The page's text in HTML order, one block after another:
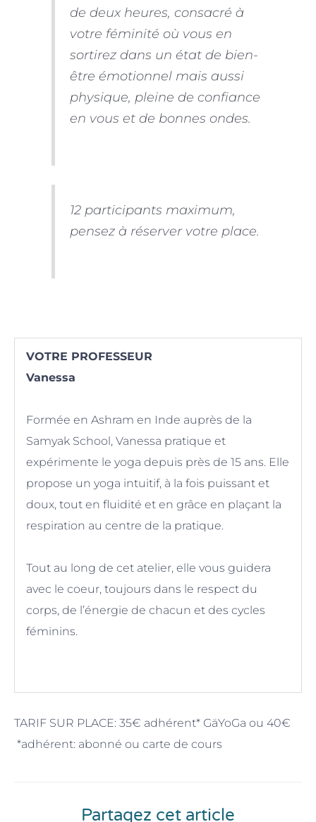
de deux heures, consacré à
votre féminité où vous en
sortirez dans un état de bien-
être émotionnel mais aussi
physique, pleine de confiance
en vous et de bonnes ondes.
12 participants maximum,
pensez à réserver votre place.
VOTRE PROFESSEUR
Vanessa
Formée en Ashram en Inde auprès de la
Samyak School, Vanessa pratique et
expérimente le yoga depuis près de 15 ans. Elle
propose un yoga intuitif, à la fois puissant et
doux, tout en fluidité et en grâce en plaçant la
respiration au centre de la pratique.
Tout au long de cet atelier, elle vous guidera
avec le coeur, toujours dans le respect du
corps, de l’énergie de chacun et des cycles
féminins.
TARIF SUR PLACE: 35€ adhérent* GäYoGa ou 40€
*adhérent: abonné ou carte de cours
Partagez cet article